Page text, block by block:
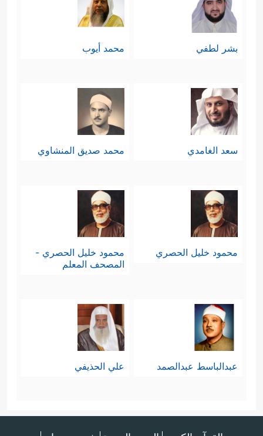
بشر لطفي محمد أيوب
سعد الغامدي محمد صديق المنشاوي
محمود خليل الحصري
محمود خليل الحصري -
المصحف المعلم
عبدالباسط عبدالصمد علي الحذيفي